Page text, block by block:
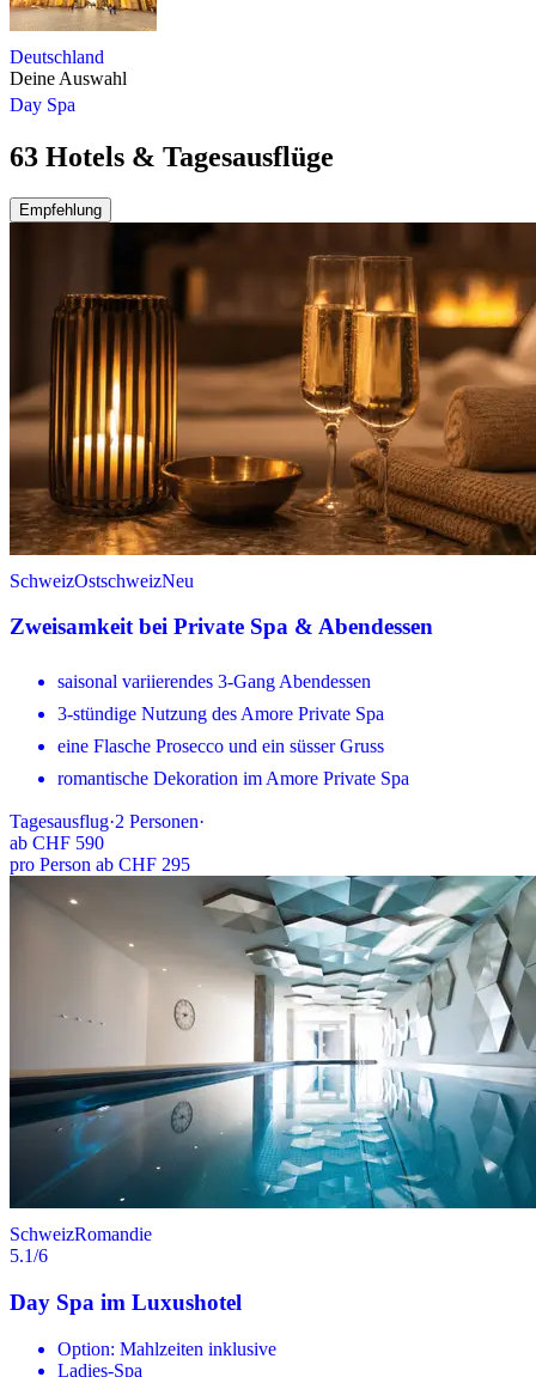
Deutschland
Deine Auswahl
Day Spa
63 Hotels & Tagesausflüge
Empfehlung
SchweizOstschweizNeu
Zweisamkeit bei Private Spa & Abendessen
saisonal variierendes 3-Gang Abendessen
3-stündige Nutzung des Amore Private Spa
eine Flasche Prosecco und ein süsser Gruss
romantische Dekoration im Amore Private Spa
Tagesausflug·2 Personen·
ab CHF 590
pro Person ab CHF 295
SchweizRomandie
5.1/6
Day Spa im Luxushotel
Option: Mahlzeiten inklusive
Ladies-Spa